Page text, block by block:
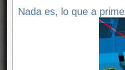
Nada es, lo que a